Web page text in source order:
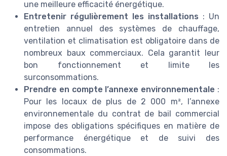
une meilleure efficacité énergétique.
Entretenir régulièrement les installations : Un
entretien annuel des systèmes de chauffage,
ventilation et climatisation est obligatoire dans de
nombreux baux commerciaux. Cela garantit leur
bon fonctionnement et limite les
surconsommations.
Prendre en compte l’annexe environnementale :
Pour les locaux de plus de 2 000 m², l’annexe
environnementale du contrat de bail commercial
impose des obligations spécifiques en matière de
performance énergétique et de suivi des
consommations.